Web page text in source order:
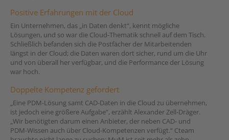
Positive Erfahrungen mit der Cloud
Ein Unternehmen, das „in Daten denkt“, kennt mögliche
Lösungen, und so war die Cloud-Thematik schnell auf dem Tisch.
Schließlich befanden sich die Postfächer der Mitarbeitenden
längst in der Cloud; die Daten waren dort sicher, rund um die Uhr
und von überall her verfügbar, und die Performance der Lösung
war hoch.
Doppelte Kompetenz gefordert
„Eine PDM-Lösung samt CAD-Daten in die Cloud zu übernehmen,
ist jedoch eine größere Aufgabe“, erzählt Alexander Zell-Dräger.
„Wir benötigten darum einen Anbieter, der neben CAD- und
PDM-Wissen auch über Cloud-Kompetenzen verfügt.“ Cteam